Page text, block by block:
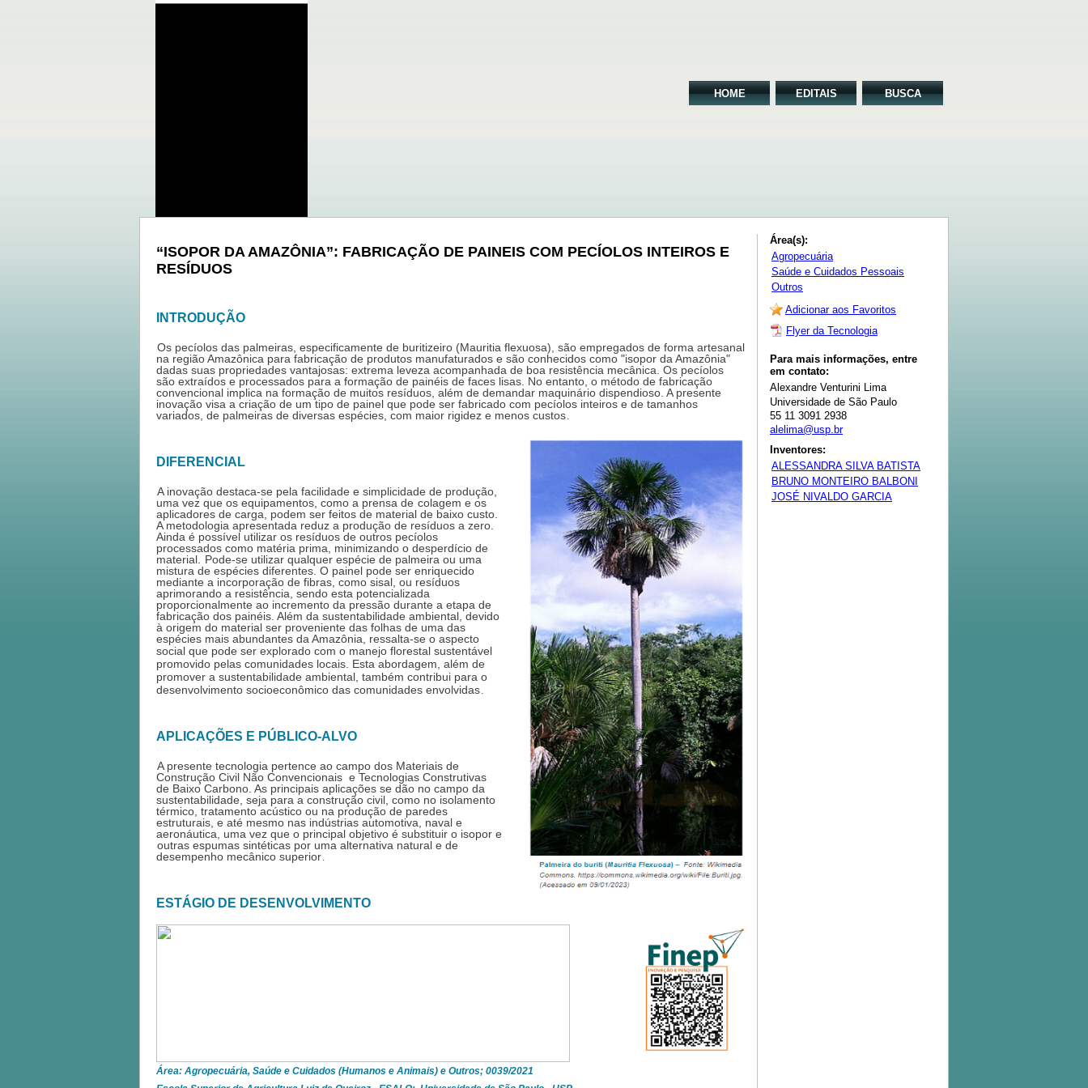
HOME EDITAIS BUSCA
“ISOPOR DA AMAZÔNIA”: FABRICAÇÃO DE PAINEIS COM PECÍOLOS INTEIROS E
RESÍDUOS
INTRODUÇÃO
Os pecíolos das palmeiras, especificamente de buritizeiro (Mauritia flexuosa), são empregados de forma artesanal
na região Amazônica para fabricação de produtos manufaturados e são conhecidos como "isopor da Amazônia"
dadas suas propriedades vantajosas: extrema leveza acompanhada de boa resistência mecânica. Os pecíolos
são extraídos e processados para a formação de painéis de faces lisas. No entanto, o método de fabricação
convencional implica na formação de muitos resíduos, além de demandar maquinário dispendioso. A presente
inovação visa a criação de um tipo de painel que pode ser fabricado com pecíolos inteiros e de tamanhos
variados, de palmeiras de diversas espécies, com maior rigidez e menos custos.
DIFERENCIAL
A inovação destaca-se pela facilidade e simplicidade de produção,
uma vez que os equipamentos, como a prensa de colagem e os
aplicadores de carga, podem ser feitos de material de baixo custo.
A metodologia apresentada reduz a produção de resíduos a zero.
Ainda é possível utilizar os resíduos de outros pecíolos
processados como matéria prima, minimizando o desperdício de
material.
Pode-se utilizar qualquer espécie de palmeira ou uma
mistura de espécies diferentes. O painel pode ser enriquecido
mediante a incorporação de fibras, como sisal, ou resíduos
aprimorando a resistência, sendo esta potencializada
proporcionalmente ao incremento da pressão durante a etapa de
fabricação dos painéis. Além da sustentabilidade ambiental, devido
à origem do material ser proveniente das folhas de uma das
espécies mais abundantes da Amazônia, ressalta-se o aspecto
social que pode ser explorado com o manejo florestal sustentável
promovido pelas comunidades locais. Esta abordagem, além de
promover a sustentabilidade ambiental, também contribui para o
desenvolvimento socioeconômico das comunidades envolvidas.
APLICAÇÕES E PÚBLICO-ALVO
A presente tecnologia pertence ao campo dos Materiais de
Construção Civil Não Convencionais  e Tecnologias Construtivas
de Baixo Carbono. As principais aplicações se dão no campo da
sustentabilidade, seja para a construção civil, como no isolamento
térmico, tratamento acústico ou na produção de paredes
estruturais, e até mesmo nas indústrias automotiva, naval e
outras espumas sintéticas por uma alternativa natural e de
desempenho mecânico superior.
ESTÁGIO DE DESENVOLVIMENTO
Área: Agropecuária, Saúde e Cuidados (Humanos e Animais) e Outros; 0039/2021
Área(s):
Agropecuária
Saúde e Cuidados Pessoais
Outros
Adicionar aos Favoritos
Flyer da Tecnologia
Para mais informações, entre
em contato:
Alexandre Venturini Lima
Universidade de São Paulo
55 11 3091 2938
alelima@usp.br
Inventores:
ALESSANDRA SILVA BATISTA
BRUNO MONTEIRO BALBONI
JOSÉ NIVALDO GARCIA